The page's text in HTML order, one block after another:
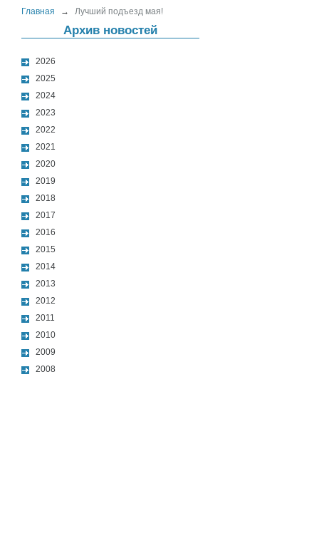
Главная → Лучший подъезд мая!
Архив новостей
2026
2025
2024
2023
2022
2021
2020
2019
2018
2017
2016
2015
2014
2013
2012
2011
2010
2009
2008